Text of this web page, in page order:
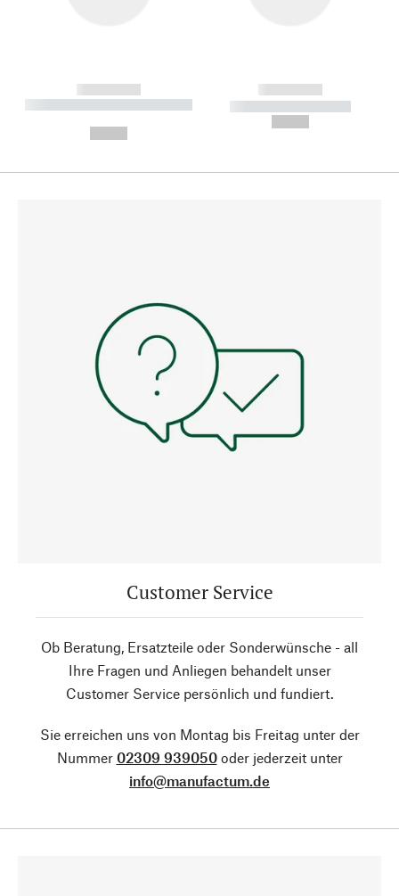
------------
----------- ----------- --------
------------
----------- -----------
Customer Service
Ob Beratung, Ersatzteile oder Sonderwünsche - all
Ihre Fragen und Anliegen behandelt unser
Customer Service persönlich und fundiert.
Sie erreichen uns von Montag bis Freitag unter der
Nummer 02309 939050oder jederzeit unter
info@manufactum.de